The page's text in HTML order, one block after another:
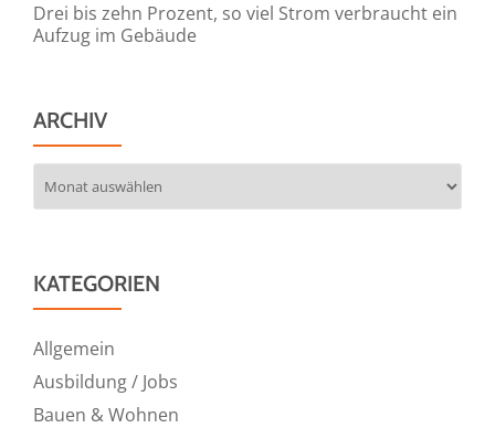
Drei bis zehn Prozent, so viel Strom verbraucht ein
Aufzug im Gebäude
ARCHIV
KATEGORIEN
Allgemein
Ausbildung / Jobs
Bauen & Wohnen